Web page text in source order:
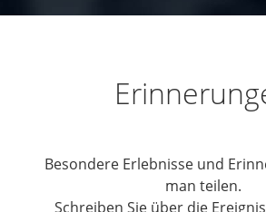
Besondere Erlebnisse und
man teilen.
Schreiben Sie über die